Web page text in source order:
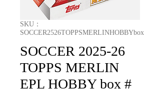
SKU：
SOCCER2526TOPPSMERLINHOBBYbox
SOCCER 2025-26
TOPPS MERLIN
EPL HOBBY box #